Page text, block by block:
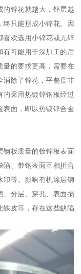
的锌花就越大，锌层越
终只能形成小锌花。因
喜欢选用小锌花或无锌
有可能用于深加工的后
量的要求更高，需要在
消除了锌花，平整度非
的采用热镀锌钢板经过
表面，即以热镀锌合金
钢板质量的镀锌板表面
陷、带钢表面互相折合
印等。影响有机涂层钢
、分层、穿孔、表面损
铁皮等，存在这些缺陷